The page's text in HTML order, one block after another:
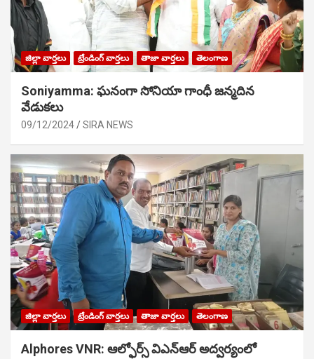
జిల్లా వార్తలు ట్రేండింగ్ వార్తలు తాజా వార్తలు తెలంగాణ
Soniyamma: ఘ‌నంగా సోనియా గాంధీ జ‌న్మ‌దిన
వేడుక‌లు
09/12/2024 SIRA NEWS
జిల్లా వార్తలు ట్రేండింగ్ వార్తలు తాజా వార్తలు తెలంగాణ
Alphores VNR: ఆల్ఫోర్స్ విఎన్ఆర్ అద్వర్యంలో